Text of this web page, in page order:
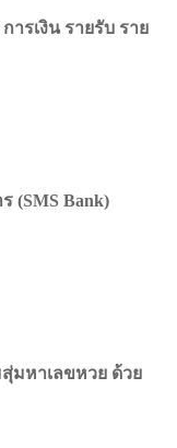
ารเงิน รายรับ ราย
(SMS Bank)
สุ่มหาเลขหวย ด้วย